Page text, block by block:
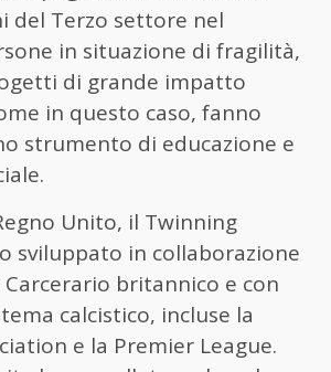
del Terzo settore nel
in situazione di fragilità,
di grande impatto
in questo caso, fanno
strumento di educazione e
Unito, il Twinning
sviluppato in collaborazione
Carcerario britannico e con
calcistico, incluse la
e la Premier League.